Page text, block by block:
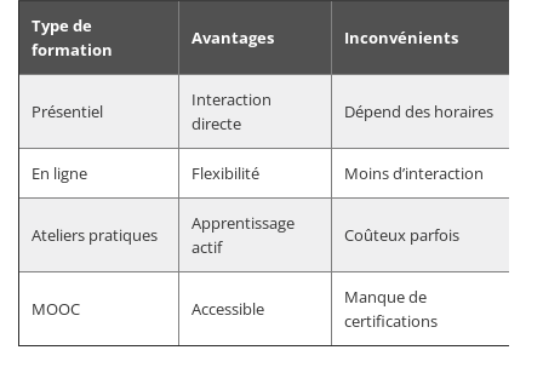
Type de
formation
Avantages Inconvénients
Présentiel
Interaction
directe
Dépend des horaires
En ligne Flexibilité Moins d’interaction
Ateliers pratiques
Apprentissage
actif
Coûteux parfois
MOOC Accessible
Manque de
certifications